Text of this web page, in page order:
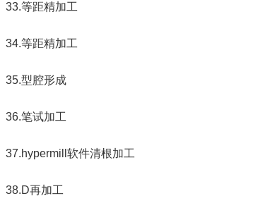
33.等距精加工
34.等距精加工
35.型腔形成
36.笔试加工
37.hypermill软件清根加工
38.D再加工